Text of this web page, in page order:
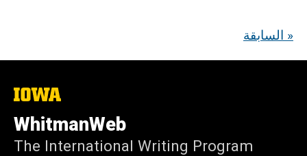
السابقة »
The
of
Iowa
WhitmanWeb
The International Writing Program